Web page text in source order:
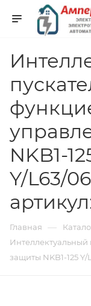
NKB1-
Y/L63/
Главная —
Интеллектуальный
защиты NKB1-125 Y/